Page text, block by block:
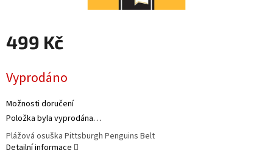
499 Kč
cena:
Vyprodáno
Možnosti doručení
Položka byla vyprodána…
Plážová osuška Pittsburgh Penguins Belt
Detailní informace